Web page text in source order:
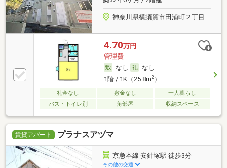
神奈川県横須賀市田浦町２丁目
4.70万円
管理費-
なし
なし
1階 / 1K（25.8m2）
礼金なし 敷金なし
一人暮らし
バス・トイレ別
角部屋 収納スペース
賃貸アパート プラナスアヅマ
京急本線 安針塚駅 徒歩3分
その他の交通